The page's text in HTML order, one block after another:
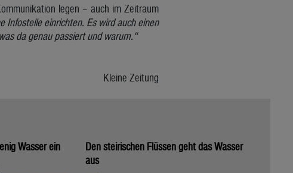
legen – auch im Zeitraum
Infostelle einrichten. Es wird auch einen
da genau passiert und warum.“
Kleine Zeitung
Wasser ein
Den steirischen Flüssen geht das Wasser
aus